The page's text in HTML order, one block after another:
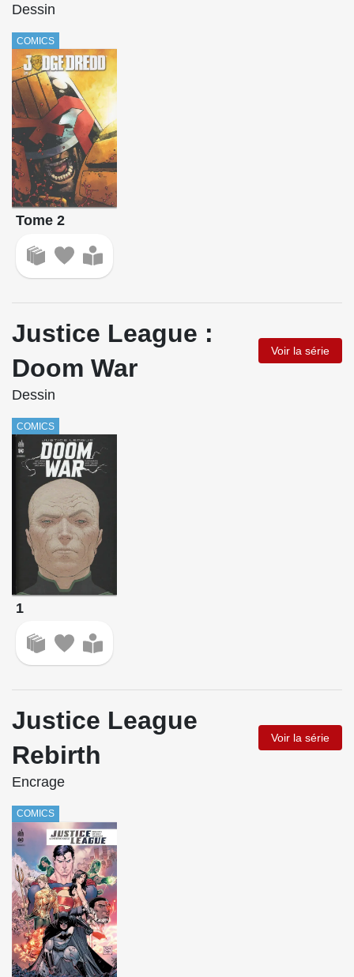
Dessin
COMICS
Tome 2
Justice League :
Doom War
Voir la série
Dessin
COMICS
1
Justice League
Rebirth
Voir la série
Encrage
COMICS